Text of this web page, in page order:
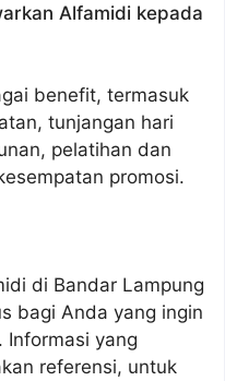
Alfamidi kepada
benefit, termasuk
tunjangan hari
pelatihan dan
promosi.
di Bandar Lampung
bagi Anda yang ingin
Informasi yang
referensi, untuk